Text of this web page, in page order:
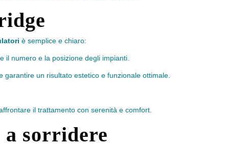
è semplice e chiaro:
il numero e la posizione degli impianti.
garantire un risultato estetico e funzionale ottimale.
il trattamento con serenità e comfort.
sorridere